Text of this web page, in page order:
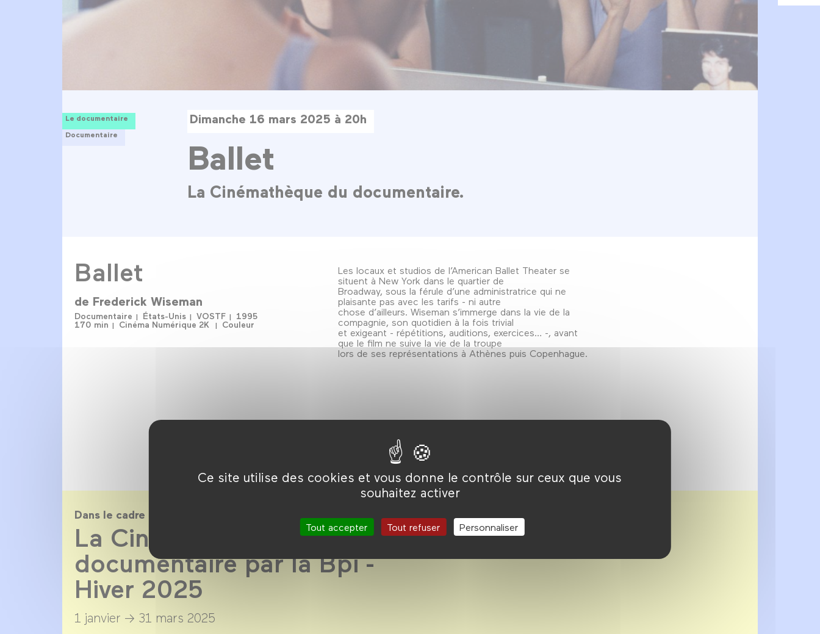
Ce site utilise des cookies et vous donne le contrôle sur ceux que vous
souhaitez activer
Tout accepter Tout refuser Personnaliser
Le documentaire
Documentaire
Dimanche 16 mars 2025 à 20h
Ballet
La Cinémathèque du documentaire.
Ballet
de Frederick Wiseman
Documentaire États-Unis VOSTF
1995
170 min
Cinéma Numérique 2K Couleur
Les locaux et studios de l’American Ballet Theater se
situent à New York dans le quartier de
Broadway, sous la férule d’une administratrice qui ne
plaisante pas avec les tarifs - ni autre
chose d’ailleurs. Wiseman s’immerge dans la vie de la
compagnie, son quotidien à la fois trivial
et exigeant - répétitions, auditions, exercices… -, avant
que le film ne suive la vie de la troupe
lors de ses représentations à Athènes puis Copenhague.
Dans le cadre de
La Cinémathèque du
documentaire par la Bpi -
Hiver 2025
1 janvier → 31 mars 2025